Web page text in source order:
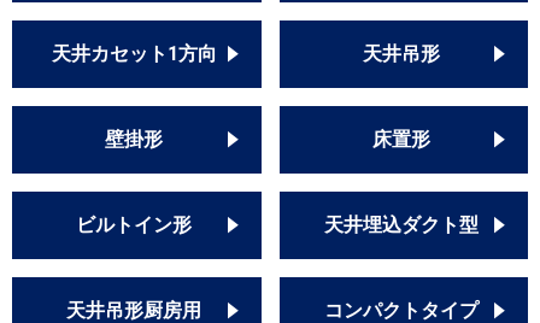
FDUZ565HKA5SA
FDUZ565HA5SA
PA-P56FE7SG
PA-P56FE7SGNB
PA-P56FE7GNB
PA-P56FE7GB
天井カセット1方向 天井吊形
壁掛形 床置形
ビルトイン形 天井埋込ダクト型
天井吊形厨房用 コンパクトタイプ